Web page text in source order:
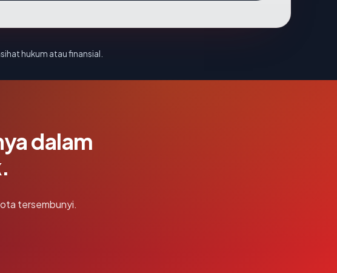
hukum atau finansial.
dalam
tersembunyi.